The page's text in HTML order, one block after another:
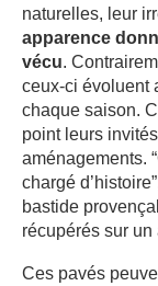
naturelles, leur
apparence
vécu.
ceux-ci évoluent
chaque saison.
point leurs
aménagements.
chargé
bastide
récupérés sur
Ces pavés